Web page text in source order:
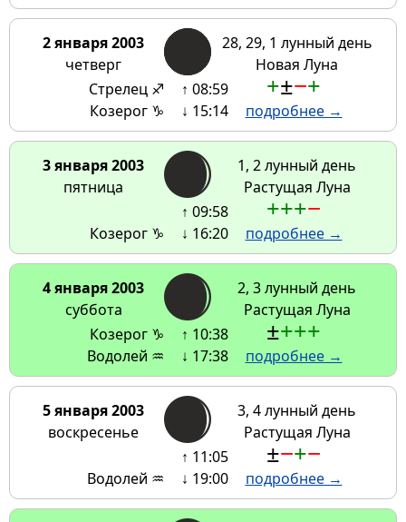
2 января 2003
четверг
28, 29, 1 лунный день
Новая Луна
Стрелец ♐
Козерог ♑
↑ 08:59
↓ 15:14
+±−+
подробнее →
3 января 2003
пятница
1, 2 лунный день
Растущая Луна
Козерог ♑
↑ 09:58
↓ 16:20
+++−
подробнее →
4 января 2003
суббота
2, 3 лунный день
Растущая Луна
Козерог ♑
Водолей ♒
↑ 10:38
↓ 17:38
±+++
подробнее →
5 января 2003
воскресенье
3, 4 лунный день
Растущая Луна
Водолей ♒
↑ 11:05
↓ 19:00
±−+−
подробнее →